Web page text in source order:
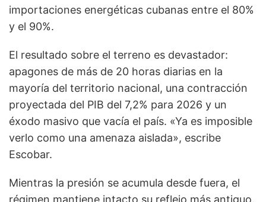
importaciones energéticas cubanas entre el 80%
y el 90%.
El resultado sobre el terreno es devastador:
apagones de más de 20 horas diarias en la
mayoría del territorio nacional, una contracción
proyectada del PIB del 7,2% para 2026 y un
éxodo masivo que vacía el país. «Ya es imposible
verlo como una amenaza aislada», escribe
Escobar.
Mientras la presión se acumula desde fuera, el
régimen mantiene intacto su reflejo más antiguo,